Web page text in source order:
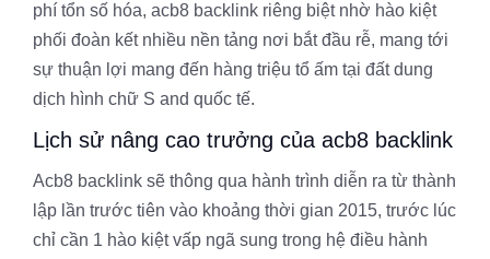
phí tổn số hóa, acb8 backlink riêng biệt nhờ hào kiệt
phối đoàn kết nhiều nền tảng nơi bắt đầu rễ, mang tới
sự thuận lợi mang đến hàng triệu tổ ấm tại đất dung
dịch hình chữ S and quốc tế.
Lịch sử nâng cao trưởng của acb8 backlink
Acb8 backlink sẽ thông qua hành trình diễn ra từ thành
lập lần trước tiên vào khoảng thời gian 2015, trước lúc
chỉ cần 1 hào kiệt vấp ngã sung trong hệ điều hành